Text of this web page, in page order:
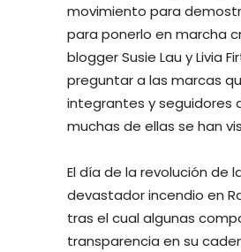
movimiento para
para ponerlo en marcha
blogger Susie Lau y Livia
preguntar a las marcas
integrantes y seguidores
muchas de ellas se han
El día de la revolución de
devastador incendio en
tras el cual algunas
transparencia en su